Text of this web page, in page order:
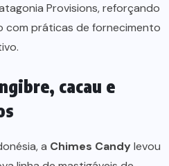
Provisions, reforçando
com práticas de fornecimento
cacau e
a Chimes Candylevou